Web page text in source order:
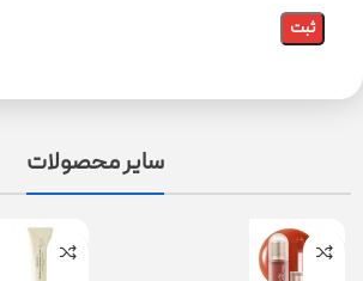
سایر محصولات